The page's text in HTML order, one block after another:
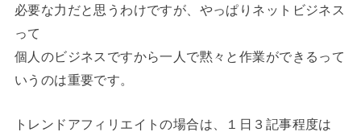
必要な力だと思うわけですが、やっぱりネットビジネス
って
個人のビジネスですから一人で黙々と作業ができるって
いうのは重要です。
トレンドアフィリエイトの場合は、１日３記事程度は